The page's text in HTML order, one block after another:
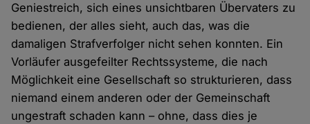
Geniestreich, sich eines unsichtbaren Übervaters zu
bedienen, der alles sieht, auch das, was die
damaligen Strafverfolger nicht sehen konnten. Ein
Vorläufer ausgefeilter Rechtssysteme, die nach
Möglichkeit eine Gesellschaft so strukturieren, dass
niemand einem anderen oder der Gemeinschaft
ungestraft schaden kann – ohne, dass dies je